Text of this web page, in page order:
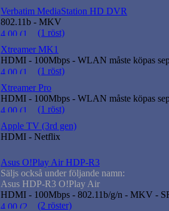
Verbatim MediaStation HD DVR
802.11b - MKV
(1 röst)
Xtreamer MK1
HDMI - 100Mbps - WLAN måste köpas
(1 röst)
Xtreamer Pro
HDMI - 100Mbps - WLAN måste köpas
(1 röst)
Apple TV (3rd gen)
HDMI - Netflix
Asus O!Play Air HDP-R3
Säljs också under följande namn:
Asus HDP-R3 O!Play Air
HDMI - 100Mbps - 802.11b/g/n - MKV -
(2 röster)